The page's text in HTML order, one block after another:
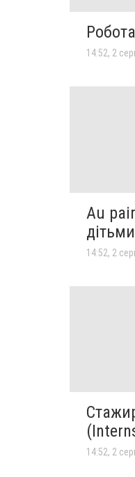
14:52, 2
Au
14:52, 2
14:52, 2